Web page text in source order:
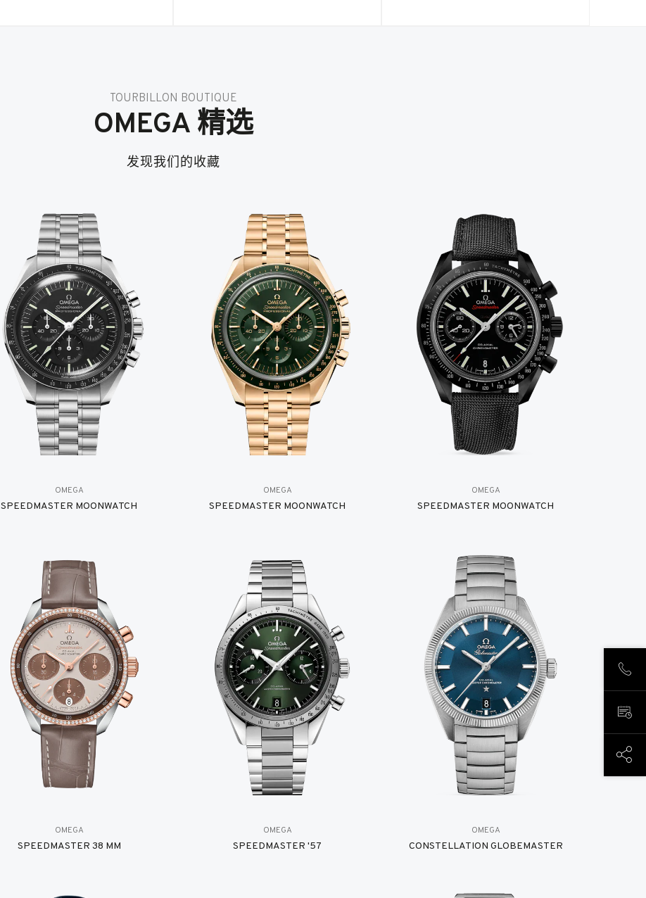
TOURBILLON BOUTIQUE
OMEGA 精选
发现我们的收藏
OMEGA
SPEEDMASTER MOONWATCH
OMEGA
SPEEDMASTER MOONWATCH
OMEGA
SPEEDMASTER MOONWATCH
OMEGA
SPEEDMASTER 38 MM
OMEGA
SPEEDMASTER '57
OMEGA
CONSTELLATION GLOBEMASTER
致电
预约
分享